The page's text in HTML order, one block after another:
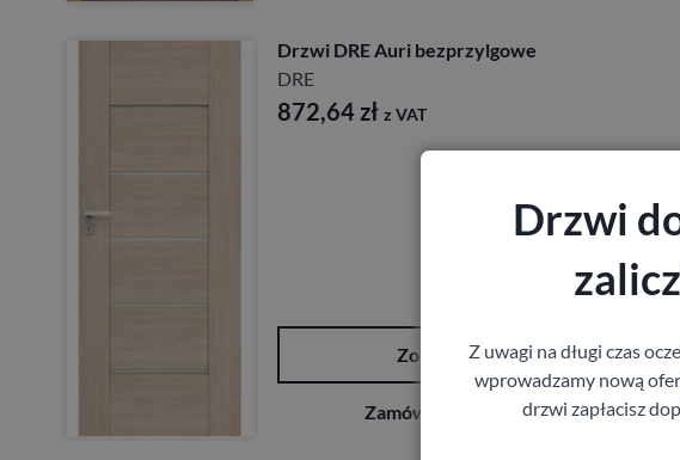
Drzwi DRE Auri bezprzylgowe
DRE
872,64zł z VAT
Zobacz
Zamów pomiar
Drzwi
Z uwagi na długi czas
wprowadzamy nową
drzwi zapłacisz